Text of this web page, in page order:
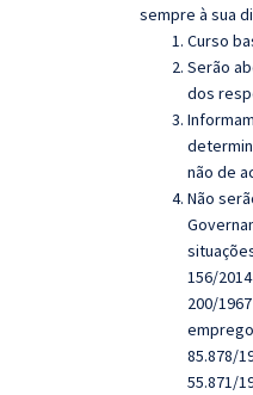
sempre à sua
Curso
Serão
dos
não de
Não
156/
200/
85.878/
55.871/